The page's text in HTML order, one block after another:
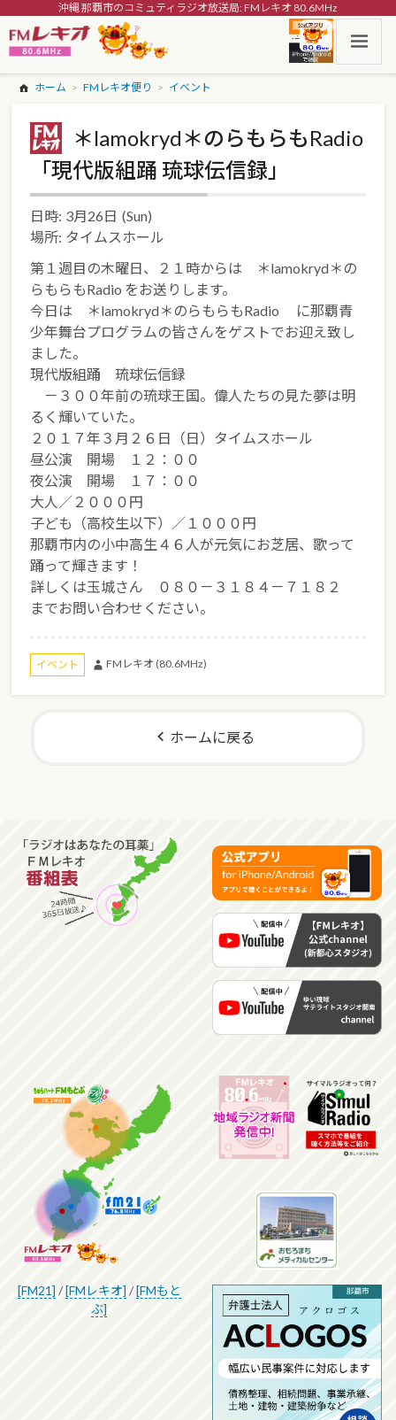
沖縄 那覇市のコミュティラジオ放送局: FMレキオ 80.6MHz
ホーム FMレキオ便り イベント
＊lamokryd＊のらもらもRadio
「現代版組踊 琉球伝信録」
日時: 3月26日 (Sun)
場所: タイムスホール
第１週目の木曜日、２１時からは ＊lamokryd＊の
らもらもRadio をお送りします。
今日は ＊lamokryd＊のらもらもRadio に那覇青
少年舞台プログラムの皆さんをゲストでお迎え致し
ました。
現代版組踊 琉球伝信録
－３００年前の琉球王国。偉人たちの見た夢は明
るく輝いていた。
２０１７年３月２６日（日）タイムスホール
昼公演 開場 １２：００
夜公演 開場 １７：００
大人／２０００円
子ども（高校生以下）／１０００円
那覇市内の小中高生４６人が元気にお芝居、歌って
踊って輝きます！
詳しくは玉城さん ０８０－３１８４－７１８２
までお問い合わせください。
イベント FMレキオ (80.6MHz)
ホームに戻る
[FM21] /[FMレキオ] /[FMもと
ぶ]